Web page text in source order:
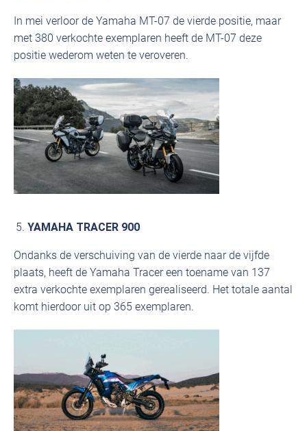
In mei verloor de Yamaha MT-07 de vierde positie, maar
met 380 verkochte exemplaren heeft de MT-07 deze
positie wederom weten te veroveren.
YAMAHA TRACER 900
Ondanks de verschuiving van de vierde naar de vijfde
plaats, heeft de Yamaha Tracer een toename van 137
extra verkochte exemplaren gerealiseerd. Het totale aantal
komt hierdoor uit op 365 exemplaren.